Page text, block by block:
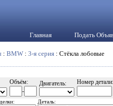
Главная Подать
: BMW : 3-я серия : Стёкла лобовые
Объём:
-
Двигатель: Номер детали:
Деталь: